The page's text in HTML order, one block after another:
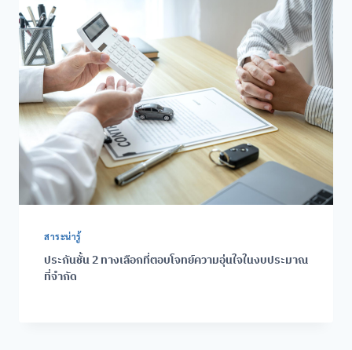
สาระน่ารู้
ประกันชั้น 2 ทางเลือกที่ตอบโจทย์ความอุ่นใจในงบประมาณ
ที่จำกัด